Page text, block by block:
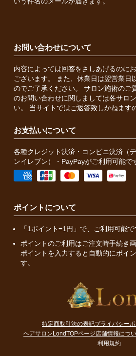
お問い合わせについて
内容によっては回答をさしあげるのに
ございます。 また、休業日は翌営業日
のでご了承ください。 サロン施術のご
のお問い合わせに関しましては各サロ
い。 当サイトではご返答致しかねます
お支払いについて
各種クレジット決済・コンビニ決済（
ンイレブン）・PayPayがご利用可能で
ポイントについて
「1ポイント=1円」で、ご利用可能で
ポイントのご利用はご注文時手続き
ポイントを入力すると自動的にポイ
す。
特定商取引法の表記プライバシー
ヘアサロンLondTOPページ店舗情報につ
利用規約